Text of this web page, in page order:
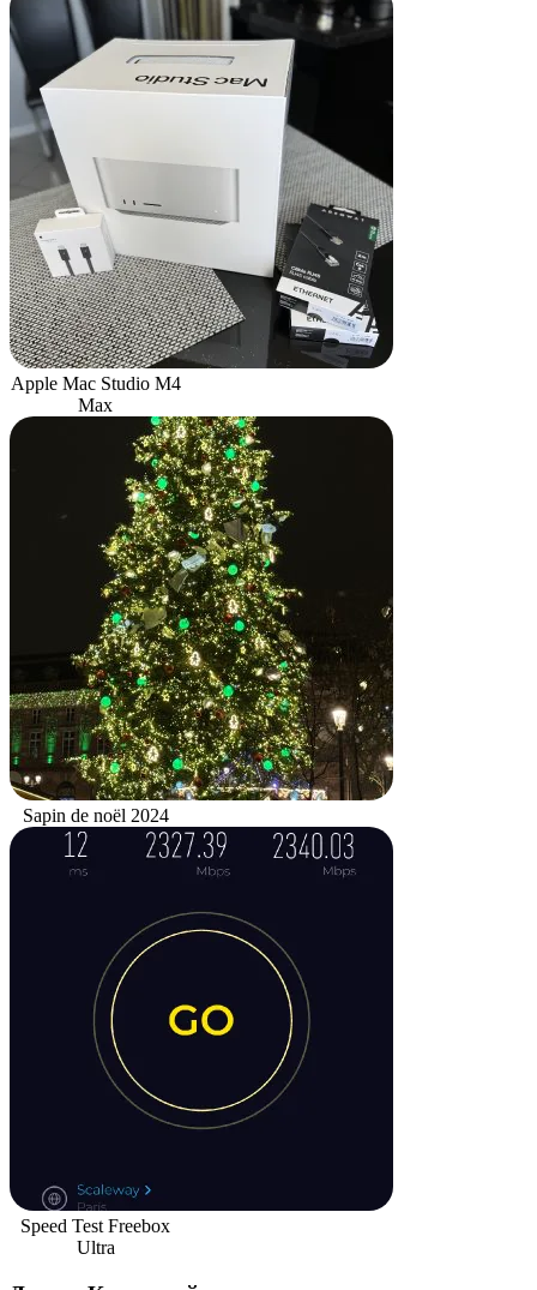
Apple Mac Studio M4
Max
Sapin de noël 2024
Speed Test Freebox
Ultra